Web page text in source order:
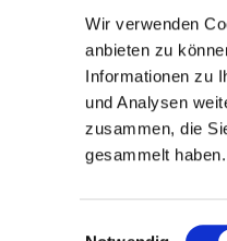
Wir verwenden
anbieten zu
Informationen zu
und Analysen
zusammen, die
gesammelt haben.